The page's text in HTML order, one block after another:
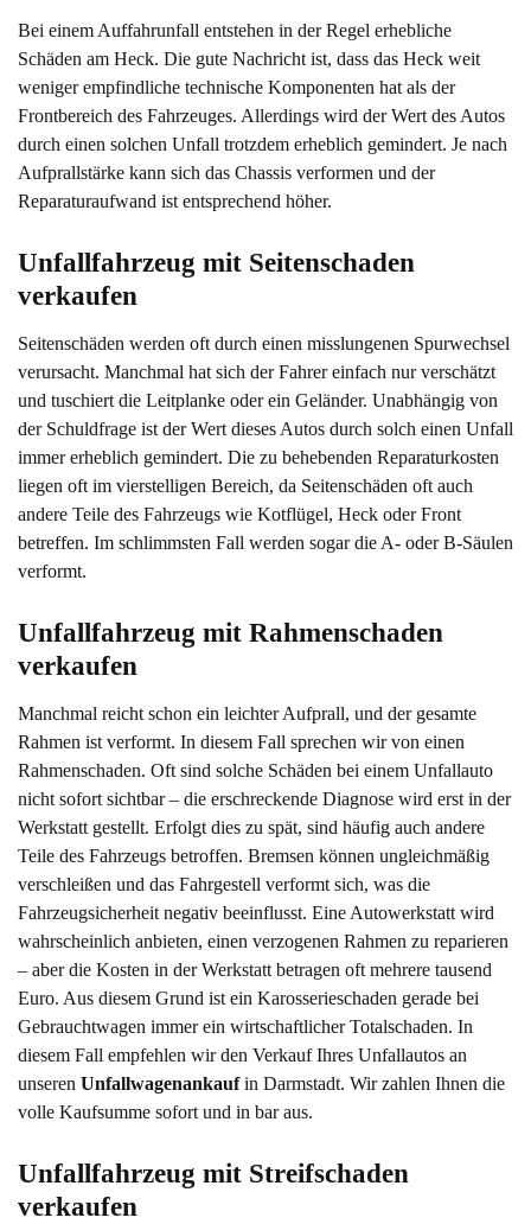
Bei einem Auffahrunfall entstehen in der Regel erhebliche
Schäden am Heck. Die gute Nachricht ist, dass das Heck weit
weniger empfindliche technische Komponenten hat als der
Frontbereich des Fahrzeuges. Allerdings wird der Wert des Autos
durch einen solchen Unfall trotzdem erheblich gemindert. Je nach
Aufprallstärke kann sich das Chassis verformen und der
Reparaturaufwand ist entsprechend höher.
Unfallfahrzeug mit Seitenschaden
verkaufen
Seitenschäden werden oft durch einen misslungenen Spurwechsel
verursacht. Manchmal hat sich der Fahrer einfach nur verschätzt
und tuschiert die Leitplanke oder ein Geländer. Unabhängig von
der Schuldfrage ist der Wert dieses Autos durch solch einen Unfall
immer erheblich gemindert. Die zu behebenden Reparaturkosten
liegen oft im vierstelligen Bereich, da Seitenschäden oft auch
andere Teile des Fahrzeugs wie Kotflügel, Heck oder Front
betreffen. Im schlimmsten Fall werden sogar die A- oder B-Säulen
verformt.
Unfallfahrzeug mit Rahmenschaden
verkaufen
Manchmal reicht schon ein leichter Aufprall, und der gesamte
Rahmen ist verformt. In diesem Fall sprechen wir von einen
Rahmenschaden. Oft sind solche Schäden bei einem Unfallauto
nicht sofort sichtbar – die erschreckende Diagnose wird erst in der
Werkstatt gestellt. Erfolgt dies zu spät, sind häufig auch andere
Teile des Fahrzeugs betroffen. Bremsen können ungleichmäßig
verschleißen und das Fahrgestell verformt sich, was die
Fahrzeugsicherheit negativ beeinflusst. Eine Autowerkstatt wird
wahrscheinlich anbieten, einen verzogenen Rahmen zu reparieren
– aber die Kosten in der Werkstatt betragen oft mehrere tausend
Euro. Aus diesem Grund ist ein Karosserieschaden gerade bei
Gebrauchtwagen immer ein wirtschaftlicher Totalschaden. In
diesem Fall empfehlen wir den Verkauf Ihres Unfallautos an
unseren Unfallwagenankaufin Darmstadt. Wir zahlen Ihnen die
volle Kaufsumme sofort und in bar aus.
Unfallfahrzeug mit Streifschaden
verkaufen